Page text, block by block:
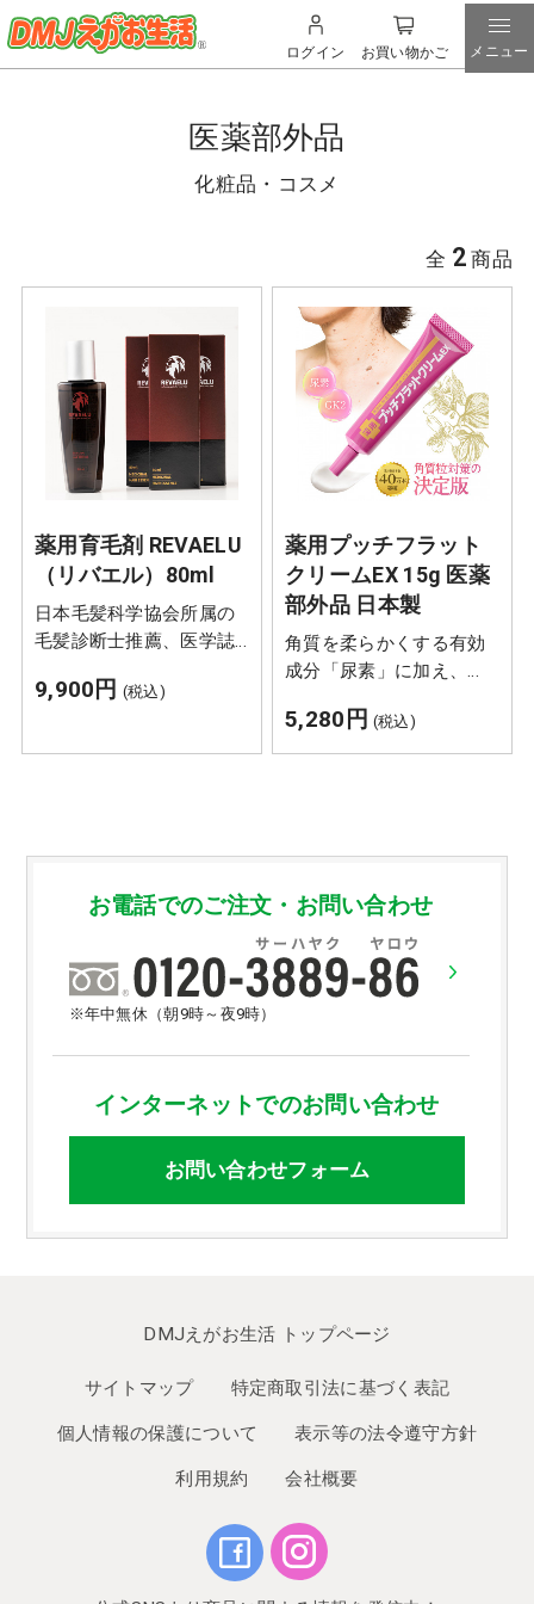
ログイン お買い物かご メニュー
医薬部外品
化粧品・コスメ
全 2 商品
薬用育毛剤 REVAELU
（リバエル）80ml
日本毛髪科学協会所属の
毛髪診断士推薦、医学誌
済みの男性用医薬部外品
9,900円 (税込)
薬用プッチフラット
クリームEX 15g 医薬
部外品 日本製
角質を柔らかくする有効
成分「尿素」に加え、
トムギ）」を従来の2倍配
合（※自社従来品「プッ
も同時配合しています。
5,280円 (税込)
お電話でのご注文・お問い合わせ
※年中無休（朝9時～夜9時）
インターネットでのお問い合わせ
お問い合わせフォーム
DMJえがお生活 トップページ
サイトマップ 特定商取引法に基づく表記
個人情報の保護について 表示等の法令遵守方針
利用規約 会社概要